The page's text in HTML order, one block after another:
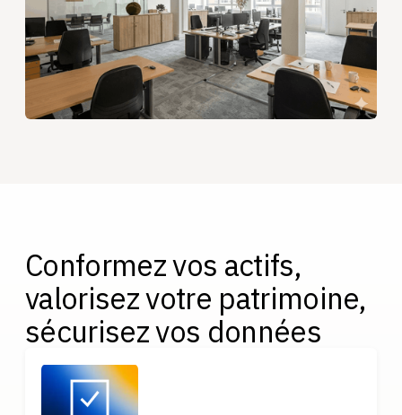
Conformez vos actifs,
valorisez votre patrimoine,
sécurisez vos données